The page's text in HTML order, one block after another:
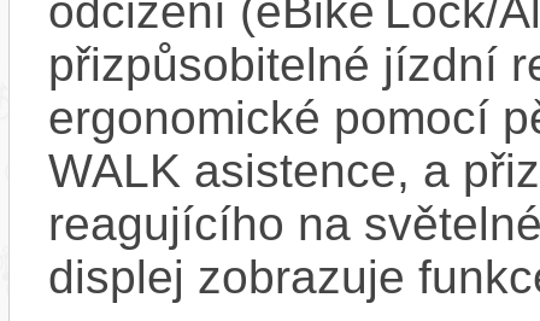
odcizení (eBike Lock/
přizpůsobitelné jízdní
ergonomické pomocí
WALK asistence, a
reagujícího na
displej zobrazuje